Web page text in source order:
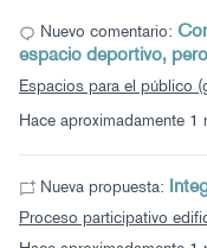
Hace aproximadamente 1
Nuevo comentario:
espacio deportivo,
Espacios para el público
Nueva propuesta:
Proceso participativo